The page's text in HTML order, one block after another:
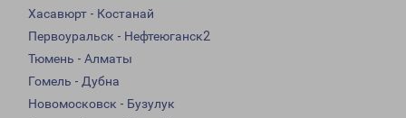
Хасавюрт - Костанай
Первоуральск - Нефтеюганск2
Тюмень - Алматы
Гомель - Дубна
Новомосковск - Бузулук